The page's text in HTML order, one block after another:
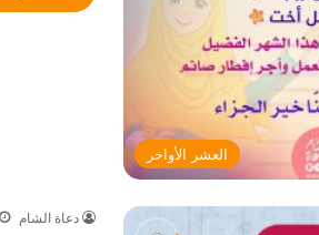
العشر الأواخر
دعاة الشام